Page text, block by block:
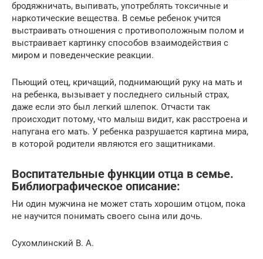
бродяжничать, выпивать, употреблять токсичные и
наркотические вещества. В семье ребенок учится
выстраивать отношения с противоположным полом и
выстраивает картинку способов взаимодействия с
миром и поведенческие реакции.
Пьющий отец, кричащий, поднимающий руку на мать и
на ребенка, вызывает у последнего сильный страх,
даже если это был легкий шлепок. Отчасти так
происходит потому, что малыш видит, как расстроена и
напугана его мать. У ребенка разрушается картина мира,
в которой родители являются его защитниками.
Воспитательные функции отца в семье.
Библиографическое описание:
Ни один мужчина не может стать хорошим отцом, пока
не научится понимать своего сына или дочь.
Сухомлинский В. А.